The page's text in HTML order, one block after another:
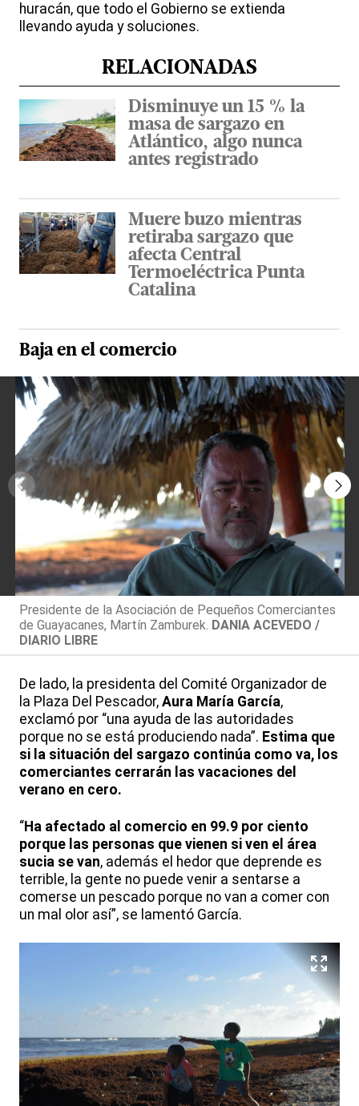
huracán, que todo el Gobierno se extienda
llevando ayuda y soluciones.
RELACIONADAS
Disminuye un 15 % la
masa de sargazo en
Atlántico, algo nunca
antes registrado
Muere buzo mientras
retiraba sargazo que
afecta Central
Termoeléctrica Punta
Catalina
Baja en el comercio
Presidente de la Asociación de Pequeños Comerciantes
de Guayacanes, Martín Zamburek. DANIA ACEVEDO /
DIARIO LIBRE
De lado, la presidenta del Comité Organizador de
la Plaza Del Pescador, Aura María García,
exclamó por “una ayuda de las autoridades
porque no se está produciendo nada”. Estima que
si la situación del sargazo continúa como va, los
comerciantes cerrarán las vacaciones del
verano en cero.
“Ha afectado al comercio en 99.9 por ciento
porque las personas que vienen si ven el área
sucia se van, además el hedor que deprende es
terrible, la gente no puede venir a sentarse a
comerse un pescado porque no van a comer con
un mal olor así”, se lamentó García.